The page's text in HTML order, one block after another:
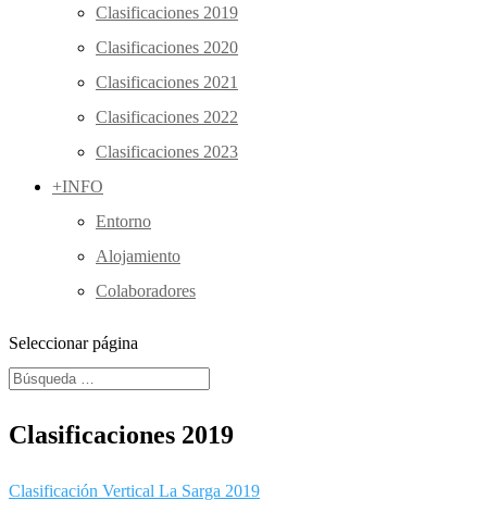
Clasificaciones 2019
Clasificaciones 2020
Clasificaciones 2021
Clasificaciones 2022
Clasificaciones 2023
+INFO
Entorno
Alojamiento
Colaboradores
Seleccionar página
Clasificaciones 2019
Clasificación Vertical La Sarga 2019